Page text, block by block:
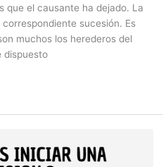
que el causante ha dejado. La
sucesión. Es
muchos los herederos del
dispuesto